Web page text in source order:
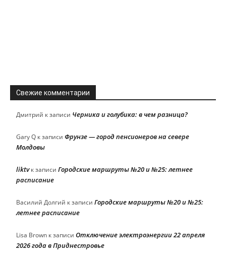
Свежие комментарии
Дмитрий к записи Черника и голубика: в чем разница?
Gary Q к записи Фрунзе — город пенсионеров на севере
Молдовы
liktvк записи Городские маршруты №20 и №25: летнее
расписание
Василий Долгий к записи Городские маршруты №20 и №25:
летнее расписание
Lisa Brown к записи Отключение электроэнергии 22 апреля
2026 года в Приднестровье